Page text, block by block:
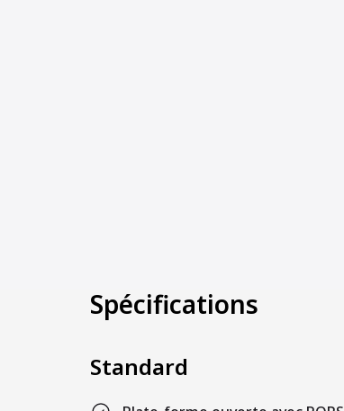
Spécifications
Standard